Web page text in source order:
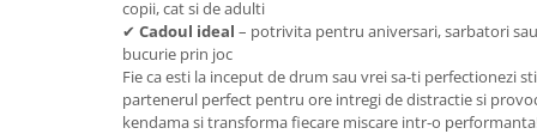
copii, cat si de adulti
✔ Cadoul ideal – potrivita pentru aniversari, sarbatori
bucurie prin joc
Fie ca esti la inceput de drum sau vrei sa-ti perfectionezi
partenerul perfect pentru ore intregi de distractie si
kendama si transforma fiecare miscare intr-o